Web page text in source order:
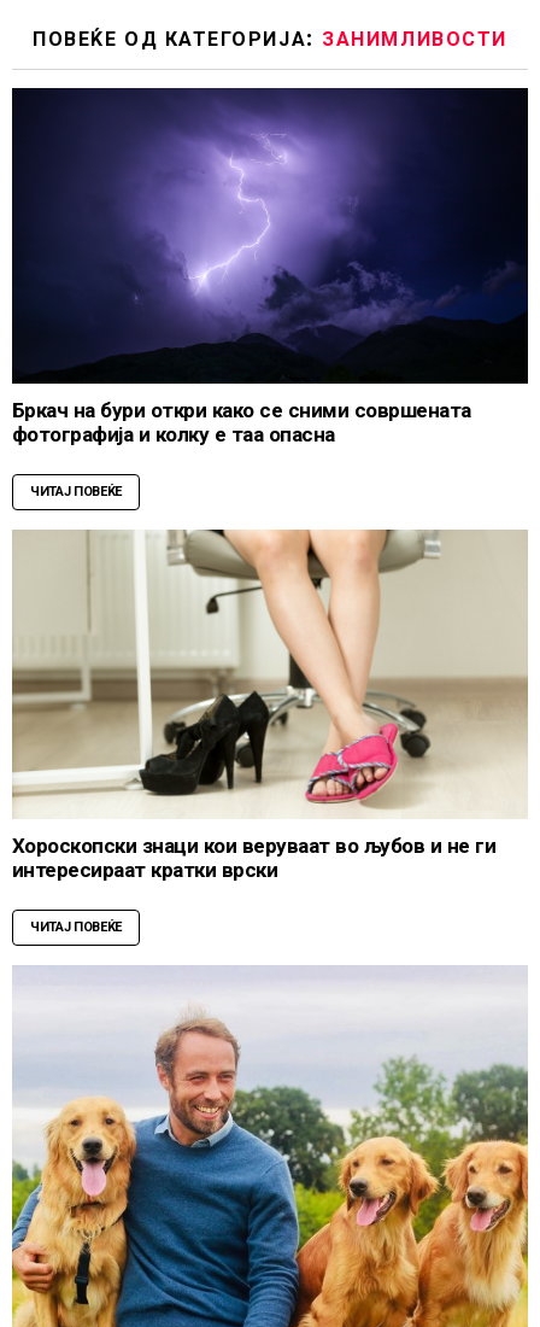
ПОВЕЌЕ ОД КАТЕГОРИЈА: ЗАНИМЛИВОСТИ
Бркач на бури откри како се сними совршената
фотографија и колку е таа опасна
ЧИТАЈ ПОВЕЌЕ
Хороскопски знаци кои веруваат во љубов и не ги
интересираат кратки врски
ЧИТАЈ ПОВЕЌЕ